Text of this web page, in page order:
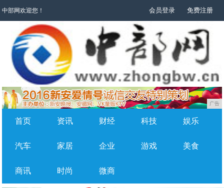
中部网欢迎您！ 会员登录 免费注册
广告
首页 资讯 财经 科技 娱乐
汽车 家居 企业 游戏 美食
商讯 时尚 微商